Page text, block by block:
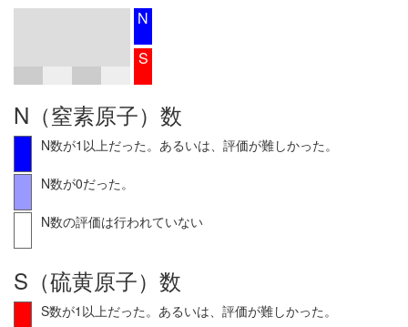
N
S
N（窒素原子）数
N数が1以上だった。あるいは、評価が難しかった。
N数が0だった。
N数の評価は行われていない
S（硫黄原子）数
S数が1以上だった。あるいは、評価が難しかった。